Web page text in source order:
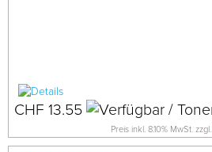
CHF 13.55
Preis inkl. 8.10% MwSt. zzgl.